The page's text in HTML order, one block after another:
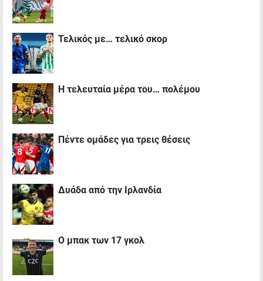
Τελικός με… τελικό σκορ
Η τελευταία μέρα του… πολέμου
Πέντε ομάδες για τρεις θέσεις
Δυάδα από την Ιρλανδία
Ο μπακ των 17 γκολ